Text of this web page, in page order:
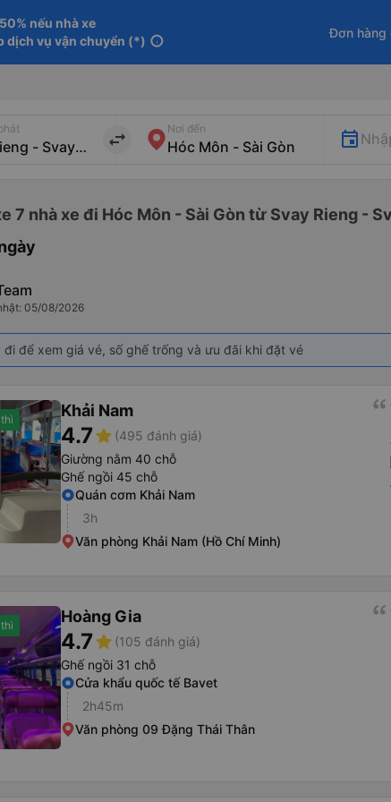
nếu nhà xe
dịch vụ vận chuyển (*) info
Đơn hàng
import_export
Nơi đến
7 nhà xe đi Hóc Môn - Sài Gòn từ Svay Rieng -
05/08/2026
đi để xem giá vé, số ghế trống và ưu đãi khi đặt vé
Khải Nam
4.7star (495 đánh giá)
Giường nằm 40 chỗ
Ghế ngồi 45 chỗ
Quán cơm Khải Nam
3h
Văn phòng Khải Nam (Hồ Chí Minh)
Hoàng Gia
4.7star (105 đánh giá)
Ghế ngồi 31 chỗ
Cửa khẩu quốc tế Bavet
2h45m
Văn phòng 09 Đặng Thái Thân